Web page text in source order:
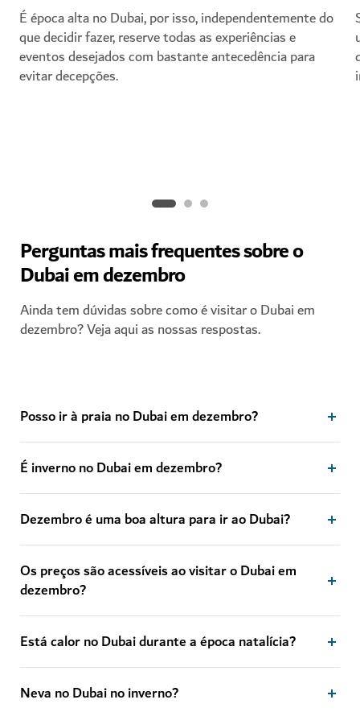
É época alta no Dubai, por isso, independentemente do
que decidir fazer, reserve todas as experiências e
eventos desejados com bastante antecedência para
evitar decepções.
Perguntas mais frequentes sobre o
Dubai em dezembro
Ainda tem dúvidas sobre como é visitar o Dubai em
dezembro? Veja aqui as nossas respostas.
Posso ir à praia no Dubai em dezembro?
É inverno no Dubai em dezembro?
Dezembro é uma boa altura para ir ao Dubai?
Os preços são acessíveis ao visitar o Dubai em
dezembro?
Está calor no Dubai durante a época natalícia?
Neva no Dubai no inverno?